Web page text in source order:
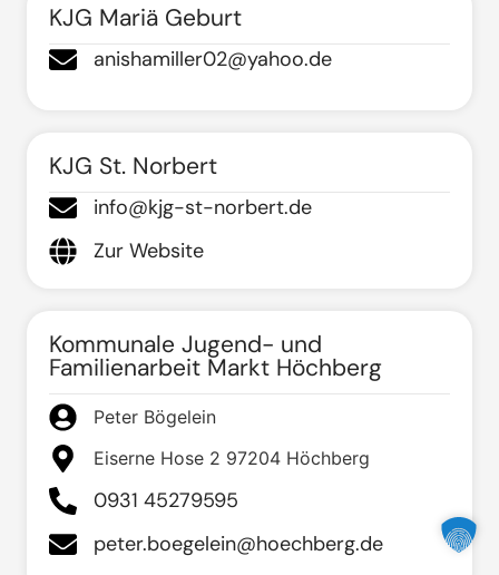
KJG Mariä Geburt
anishamiller02@yahoo.de
KJG St. Norbert
info@kjg-st-norbert.de
Zur Website
Kommunale Jugend- und
Familienarbeit Markt Höchberg
Peter Bögelein
Eiserne Hose 2 97204 Höchberg
0931 45279595
peter.boegelein@hoechberg.de